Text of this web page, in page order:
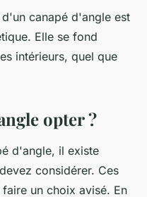
canapé d'angle est
Elle se fond
intérieurs, quel que
opter ?
d'angle, il existe
considérer. Ces
un choix avisé. En